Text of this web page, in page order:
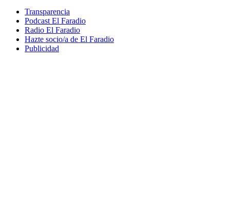
Transparencia
Podcast El Faradio
Radio El Faradio
Hazte socio/a de El Faradio
Publicidad